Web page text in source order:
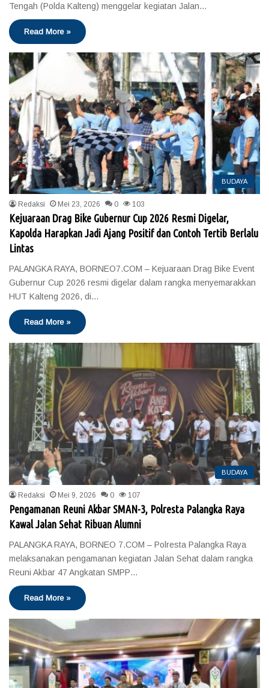
Tengah (Polda Kalteng) menggelar kegiatan Jalan…
Read More »
BUDAYA
Redaksi Mei 23, 2026 0 103
Kejuaraan Drag Bike Gubernur Cup 2026 Resmi Digelar,
Kapolda Harapkan Jadi Ajang Positif dan Contoh Tertib Berlalu
Lintas
PALANGKA RAYA, BORNEO7.COM – Kejuaraan Drag Bike Event
Gubernur Cup 2026 resmi digelar dalam rangka menyemarakkan
HUT Kalteng 2026, di…
Read More »
BUDAYA
Redaksi Mei 9, 2026 0 107
Pengamanan Reuni Akbar SMAN-3, Polresta Palangka Raya
Kawal Jalan Sehat Ribuan Alumni
PALANGKA RAYA, BORNEO 7.COM – Polresta Palangka Raya
melaksanakan pengamanan kegiatan Jalan Sehat dalam rangka
Reuni Akbar 47 Angkatan SMPP…
Read More »